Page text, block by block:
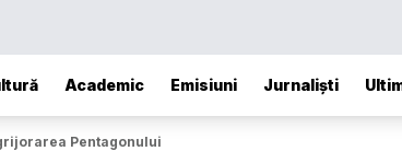
Academic Emisiuni Jurnaliști
Pentagonului